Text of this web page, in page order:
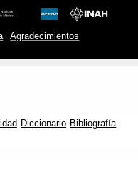
Agradecimientos
Diccionario Bibliografía